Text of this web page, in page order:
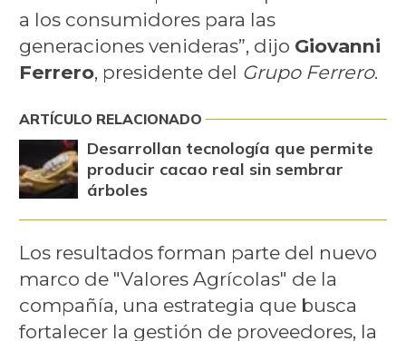
a los consumidores para las
generaciones venideras”, dijo Giovanni
Ferrero, presidente del Grupo Ferrero.
ARTÍCULO RELACIONADO
Desarrollan tecnología que permite
producir cacao real sin sembrar
árboles
Los resultados forman parte del nuevo
marco de "Valores Agrícolas" de la
compañía, una estrategia que busca
fortalecer la gestión de proveedores, la